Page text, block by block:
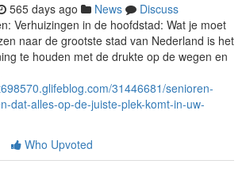
565 days ago News
Discuss
Verhuizingen in de hoofdstad: Wat je moet
naar de grootste stad van Nederland is het
te houden met de drukte op de wegen en
31446681/senioren-
dat-alles-op-de-juiste-plek-komt-in-uw-
Who Upvoted